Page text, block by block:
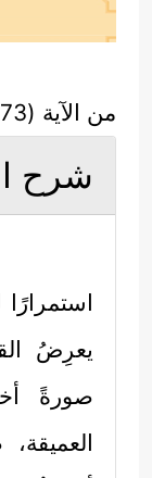
من الآية (73- 111)
شرح
يعرِضُ
صورةً